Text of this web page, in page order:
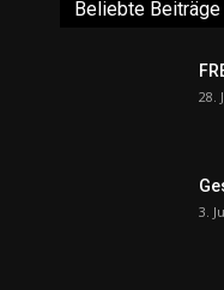
Beliebte Beiträge
28.
3.